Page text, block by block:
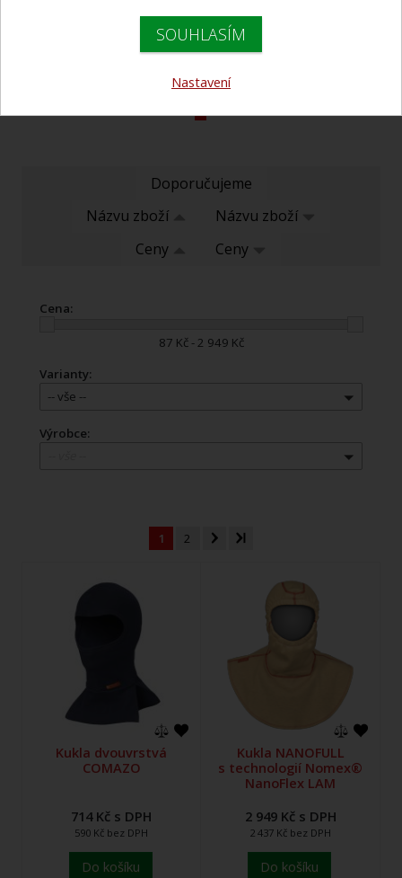
1 316 Kč s DPH
Doporučujeme
Názvu zboží
Názvu zboží
Ceny
Ceny
Cena:
87 Kč - 2 949 Kč
Varianty:
-- vše --
Výrobce:
1 2
Kukla dvouvrstvá
COMAZO
714 Kč s DPH
590 Kč bez DPH
Do košíku
Kukla NANOFULL
s technologií Nomex®
NanoFlex LAM
2 949 Kč s DPH
2 437 Kč bez DPH
Do košíku
SOUHLASÍM
Nastavení